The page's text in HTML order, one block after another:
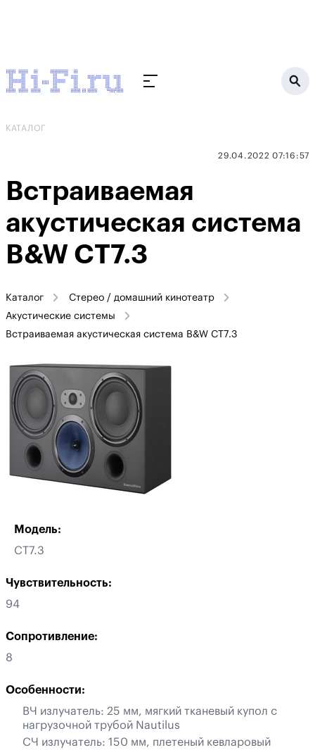
КАТАЛОГ
29.04.2022 07:16:57
Встраиваемая
акустическая система
B&W CT7.3
Каталог
Стерео / домашний кинотеатр
Акустические системы
Встраиваемая акустическая система B&W CT7.3
Модель:
CT7.3
Чувствительность:
94
Сопротивление:
8
Особенности:
ВЧ излучатель: 25 мм, мягкий тканевый купол с
нагрузочной трубой Nautilus
СЧ излучатель: 150 мм, плетеный кевларовый